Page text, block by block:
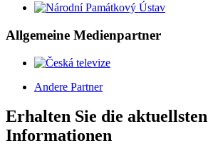
Allgemeine Medienpartner
Andere Partner
Erhalten Sie die aktuellsten
Informationen